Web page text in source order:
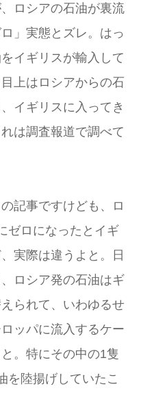
ロシアの石油が裏流
」実態とズレ。はっ
イギリスが輸入して
上はロシアからの石
イギリスに入ってき
は調査報道で調べて
記事ですけども、ロ
ゼロになったとイギ
実際は違うよと。日
ロシア発の石油はギ
られて、いわゆるせ
ッパに流入するケー
。特にその中の1隻
を陸揚げしていたこ